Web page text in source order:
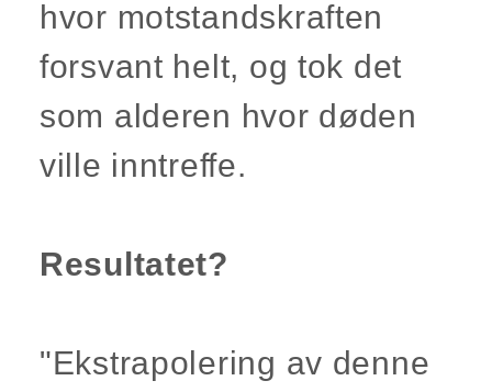
hvor motstandskraften
forsvant helt, og tok det
som alderen hvor døden
ville inntreffe.
Resultatet?
"Ekstrapolering av denne